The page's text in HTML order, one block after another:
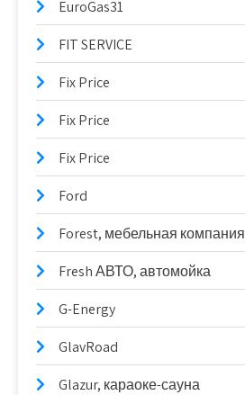
EuroGas31
FIT SERVICE
Fix Price
Fix Price
Fix Price
Ford
Forest, мебельная компания
Fresh АВТО, автомойка
G-Energy
GlavRoad
Glazur, караоке-сауна